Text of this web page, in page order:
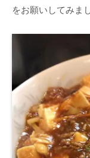
をお願いしてみま